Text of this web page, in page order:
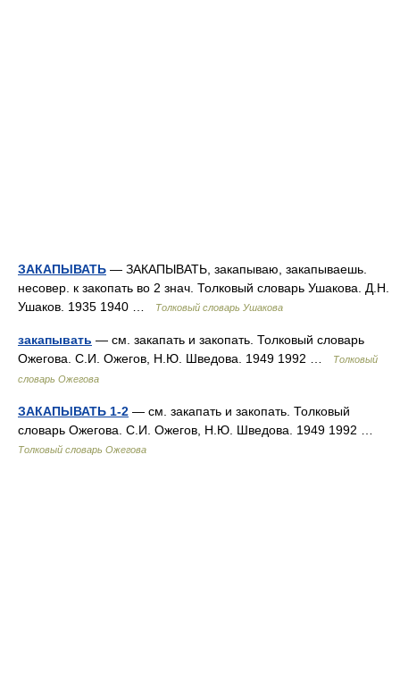
ЗАКАПЫВАТЬ — ЗАКАПЫВАТЬ, закапываю, закапываешь.
несовер. к закопать во 2 знач. Толковый словарь Ушакова. Д.Н.
Ушаков. 1935 1940 …
Толковый словарь Ушакова
закапывать — см. закапать и закопать. Толковый словарь
Ожегова. С.И. Ожегов, Н.Ю. Шведова. 1949 1992 …
Толковый
словарь Ожегова
ЗАКАПЫВАТЬ 1-2 — см. закапать и закопать. Толковый
словарь Ожегова. С.И. Ожегов, Н.Ю. Шведова. 1949 1992 …
Толковый словарь Ожегова